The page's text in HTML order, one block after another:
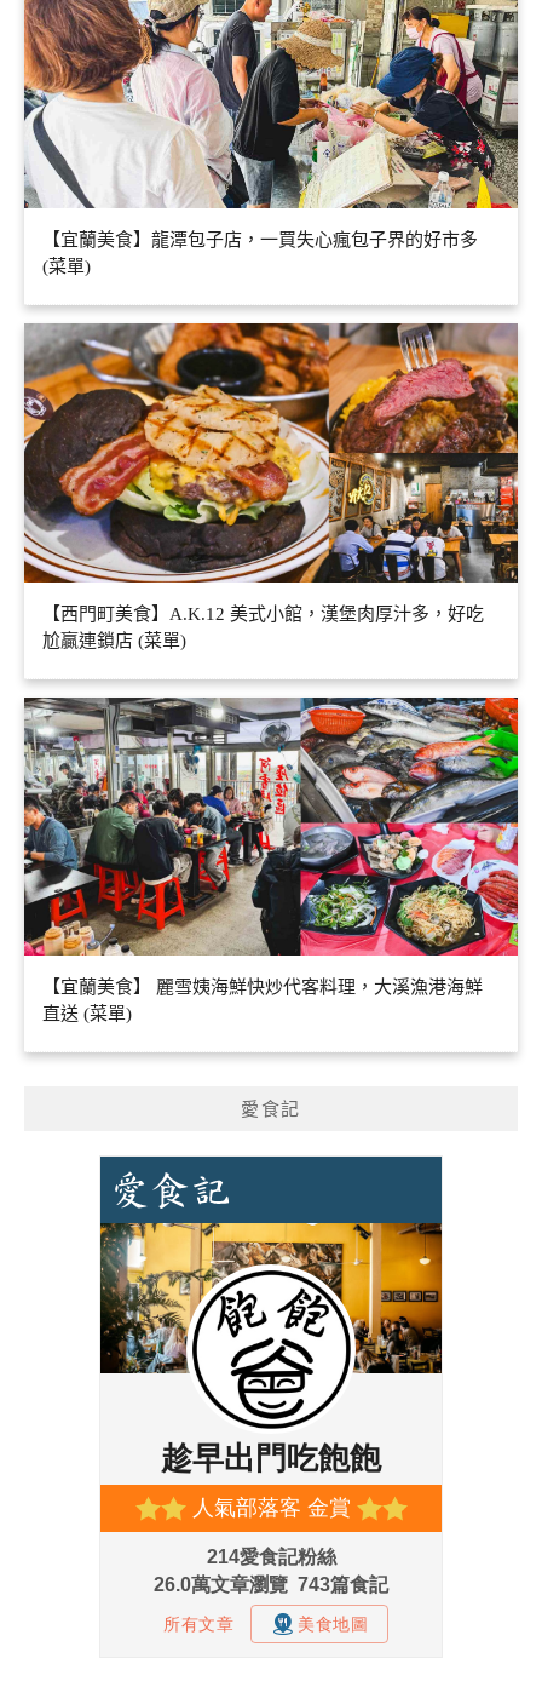
【宜蘭美食】龍潭包子店，一買失心瘋包子界的好市多
(菜單)
【西門町美食】A.K.12 美式小館，漢堡肉厚汁多，好吃
尬贏連鎖店 (菜單)
【宜蘭美食】 麗雪姨海鮮快炒代客料理，大溪漁港海鮮
直送 (菜單)
愛食記